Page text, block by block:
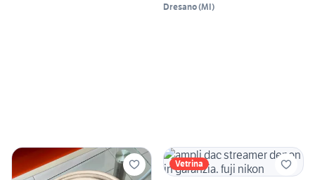
Dresano(MI)
Vetrina